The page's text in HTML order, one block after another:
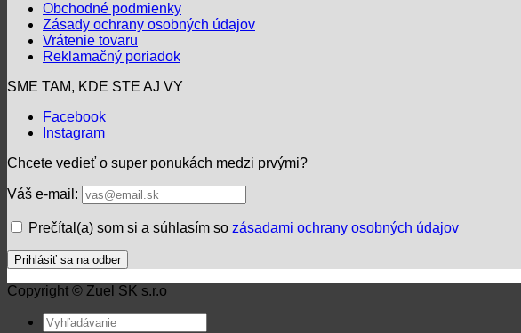
Obchodné podmienky
Zásady ochrany osobných údajov
Vrátenie tovaru
Reklamačný poriadok
SME TAM, KDE STE AJ VY
Facebook
Instagram
Chcete vedieť o super ponukách medzi prvými?
Váš e-mail:
Prečítal(a) som si a súhlasím so zásadami ochrany osobných údajov
Copyright © Zuel SK s.r.o
Hľadať: